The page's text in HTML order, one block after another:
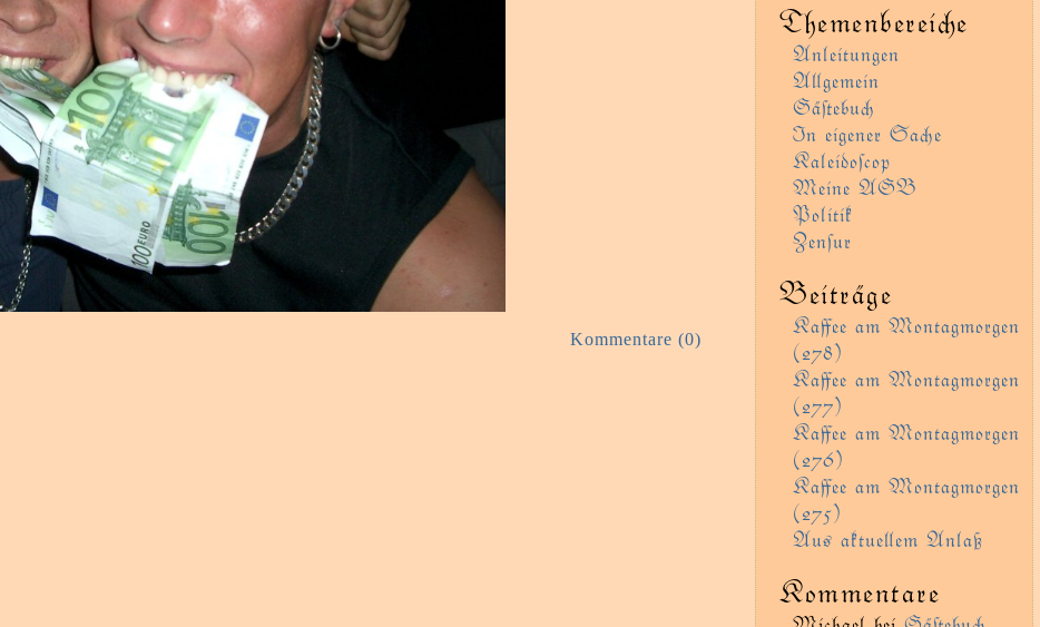
Kommentare (0)
Themenbereie
Anleitungen
Agemein
Gäﬅebu
In eigener Sae
Kaleidoſcop
Meine AGB
Politik
Zenſur
Beiträge
Kaﬀee am Montagmorgen
(278)
Kaﬀee am Montagmorgen
(277)
Kaﬀee am Montagmorgen
(276)
Kaﬀee am Montagmorgen
(275)
Aus aktueem Anlaß
Kommentare